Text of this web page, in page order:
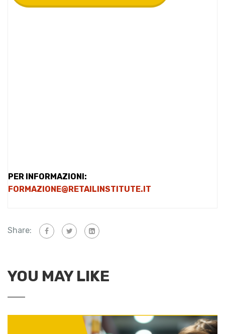
PER INFORMAZIONI:
FORMAZIONE@RETAILINSTITUTE.IT
Share:
YOU MAY LIKE